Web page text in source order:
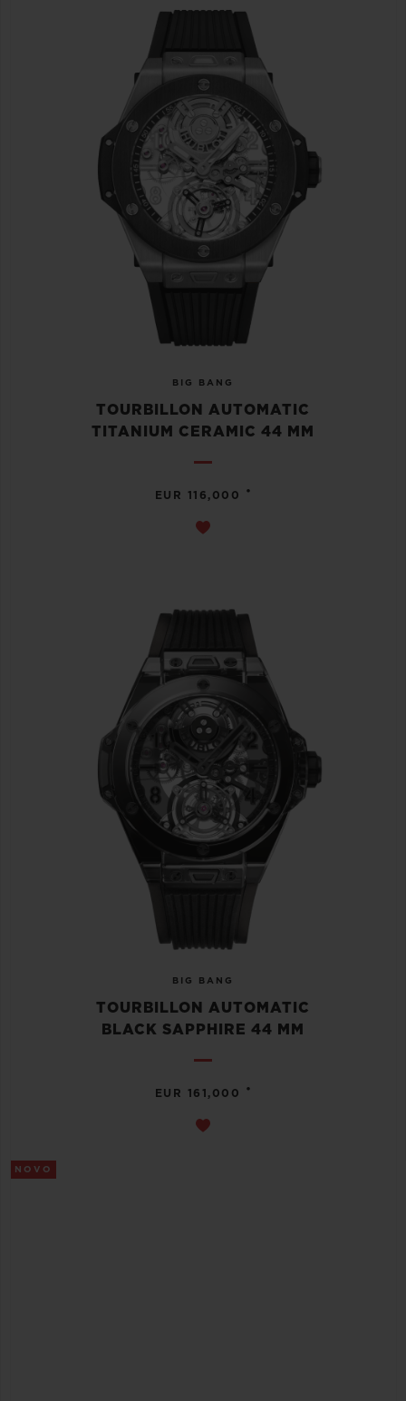
BIG BANG
TOURBILLON AUTOMATIC
TITANIUM CERAMIC 44 MM
EUR 116,000 •
BIG BANG
TOURBILLON AUTOMATIC
BLACK SAPPHIRE 44 MM
EUR 161,000 •
NOVO